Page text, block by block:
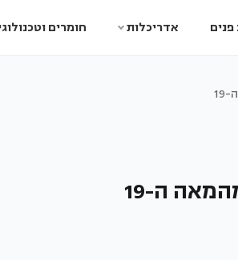
פנים אדריכלות חומרים
ה-19